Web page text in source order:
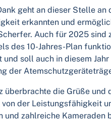
geht an dieser Stelle
erkannten und
Auch für 2025 sind
des 10-Jahres-Plan
und soll auch in diesem
der
überbrachte die Grüße
der Leistungsfähigkeit
und zahlreiche